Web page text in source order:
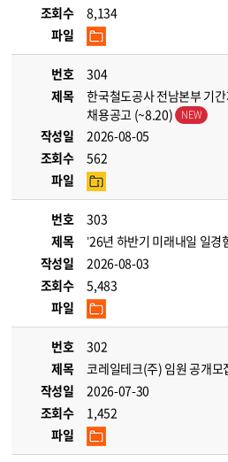
조회수
8,134
파일
번호
304
제목
한국철도공사 전남본부 기
채용공고 (~8.20)
작성일
2026-08-05
조회수
562
파일
번호
303
제목
’26년 하반기 미래내일 일경
작성일
2026-08-03
조회수
5,483
파일
번호
302
제목
코레일테크(주) 임원 공개
작성일
2026-07-30
조회수
1,452
파일